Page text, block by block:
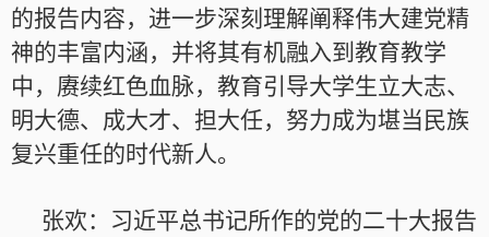
的报告内容，进一步深刻理解阐释伟大建党精
神的丰富内涵，并将其有机融入到教育教学
中，赓续红色血脉，教育引导大学生立大志、
明大德、成大才、担大任，努力成为堪当民族
复兴重任的时代新人。
张欢：习近平总书记所作的党的二十大报告